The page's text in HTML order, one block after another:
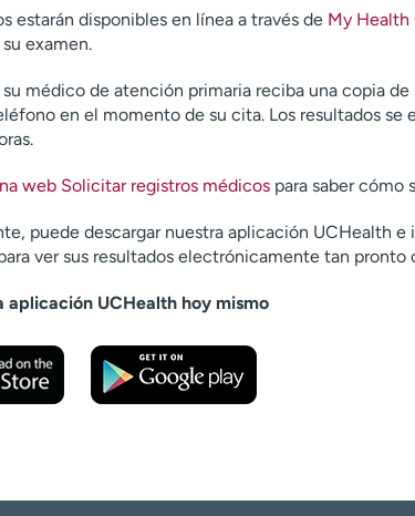
estarán disponibles en línea a través de My
examen.
su médico de atención primaria reciba una copia
en el momento de su cita. Los resultados se
web Solicitar registros médicospara saber cómo
puede descargar nuestra aplicación UCHealth e
ver sus resultados electrónicamente tan pronto
aplicación UCHealth hoy mismo